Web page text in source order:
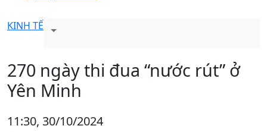
KINH TẾ
270 ngày thi đua “nước rút” ở
Yên Minh
11:30, 30/10/2024